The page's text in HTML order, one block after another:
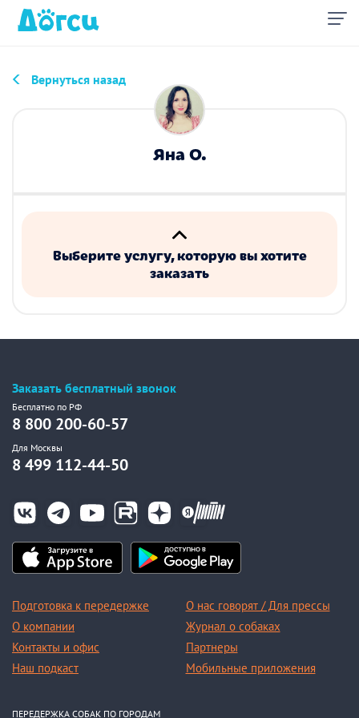
Вернуться назад
Яна О.
Выберите услугу, которую вы хотите
заказать
Заказать бесплатный звонок
Бесплатно по РФ
8 800 200-60-57
Для Москвы
8 499 112-44-50
Подготовка к передержке
О компании
Контакты и офис
Наш подкаст
О нас говорят / Для прессы
Журнал о собаках
Партнеры
Мобильные приложения
ПЕРЕДЕРЖКА СОБАК ПО ГОРОДАМ